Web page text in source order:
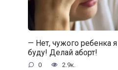
— Нет, чужого ребенка
буду! Делай аборт!
0 2.9к.